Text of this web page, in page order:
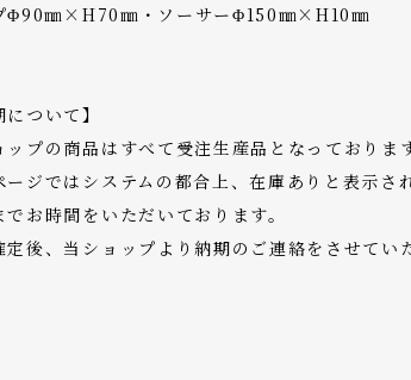
Φ90㎜×H70㎜・ソーサーΦ150㎜×H10㎜
について】
ップの商品はすべて受注生産品となっております
ージではシステムの都合上、在庫ありと表示さ
でお時間をいただいております。
定後、当ショップより納期のご連絡をさせてい